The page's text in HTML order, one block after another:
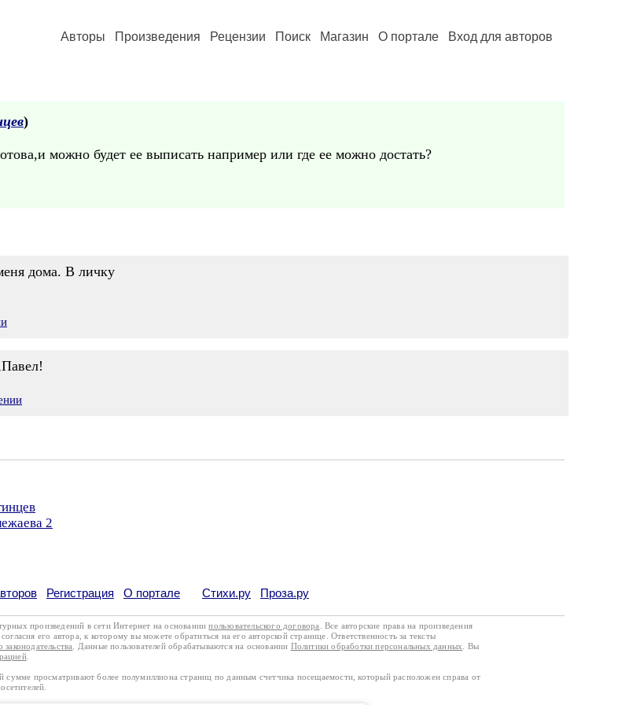
Авторы Произведения Рецензии Поиск Магазин О портале Вход для авторов
)
можно будет ее выписать например или где ее можно достать?
дома. В личку
2
Регистрация О портале Стихи.ру Проза.ру
произведений в сети Интернет на основаниипользовательского договора
. Все авторские права на произведения
его автора, к которому вы можете обратиться на его авторской странице. Ответственность за тексты
законодательства . Данные пользователей обрабатываются на основании Политики обработки персональных данных
. Вы
.
просматривают более полумиллиона страниц по данным счетчика посещаемости, который расположен справа от